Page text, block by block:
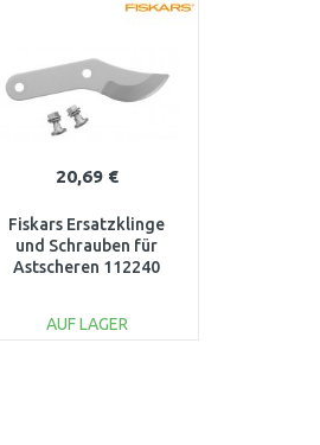
20,69 €
Fiskars Ersatzklinge
und Schrauben für
Astscheren 112240
AUF LAGER